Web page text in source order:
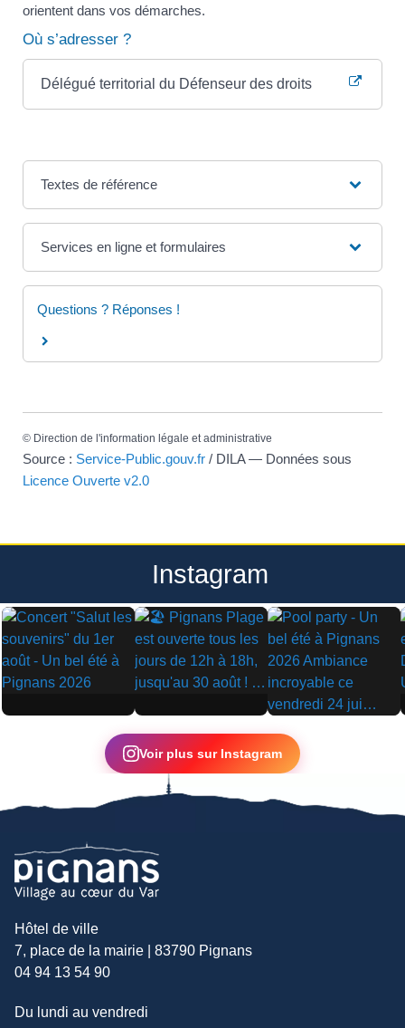
orientent dans vos démarches.
Où s’adresser ?
Délégué territorial du Défenseur des droits
Textes de référence
Services en ligne et formulaires
Questions ? Réponses !
© Direction de l'information légale et administrative
Source : Service-Public.gouv.fr / DILA — Données sous
Licence Ouverte v2.0
Instagram
▶ ▶
▶
Voir plus sur Instagram
Hôtel de ville
7, place de la mairie | 83790 Pignans
04 94 13 54 90
Du lundi au vendredi